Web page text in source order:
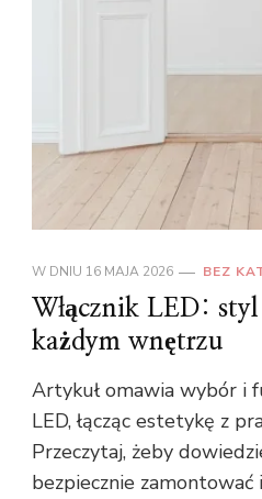
W DNIU 16 MAJA 2026 BEZ
Włącznik LED:
każdym wnętrzu
Artykuł omawia wybór i
LED, łącząc estetykę z
Przeczytaj, żeby
bezpiecznie zamontować